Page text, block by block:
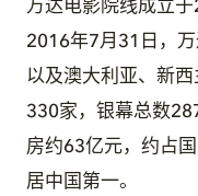
万达电影院线成立
2016年7月31日，
以及澳大利亚、新
330家，银幕总数
房约63亿元，约占
居中国第一。